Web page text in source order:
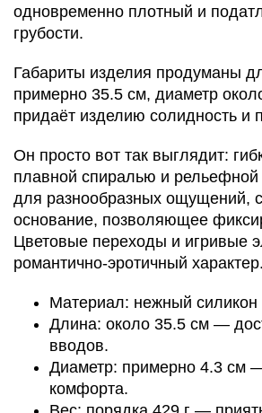
одновременно плотный и
грубости.
Габариты изделия продуманы
примерно 35.5 см, диаметр
придаёт изделию солидность и
Он просто вот так выглядит:
плавной спиралью и
для разнообразных ощущений,
основание, позволяющее
Цветовые переходы и игривые
романтично-эротичный характер.
Материал: нежный силикон
Длина: около 35.5 см —
вводов.
Диаметр: примерно 4.3 см
комфорта.